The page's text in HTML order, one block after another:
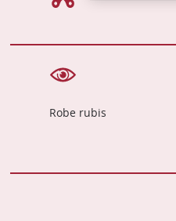
Robe rubis